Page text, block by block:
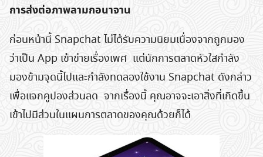
การส่งต่อภาพลามกอนาจาน
ก่อนหน้านี้ Snapchat ไม่ได้รับความนิยมเนื่องจากถูกมอง
ว่าเป็น App เข้าข่ายเรื่องเพศ แต่นักการตลาดหัวใสกำลัง
มองข้ามจุดนี้ไปและกำลังทดลองใช้งาน Snapchat ดังกล่าว
เพื่อแจกคูปองส่วนลด จากเรื่องนี้ คุณอาจจะเอาสิ่งที่เกิดขึ้น
เข้าไปมีส่วนในแผนการตลาดของคุณด้วยก็ได้